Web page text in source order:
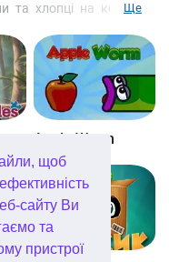
щоб
сайту Ви
та
пристрої
та хлопці на кожному
Якщо покласти шматочок
не зрушить. Класна
геймплей не дозволять
Крім того,
час. Подаруйте собі
Ну, чи годинку :)
Ще
Apple Worm